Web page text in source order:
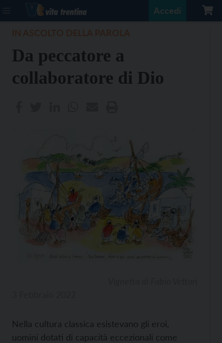
Accedi
Da peccatore a
collaboratore di Dio
Nella cultura classica esistevano gli eroi,
uomini dotati di capacità eccezionali come